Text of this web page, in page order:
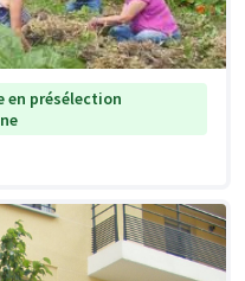
en présélection